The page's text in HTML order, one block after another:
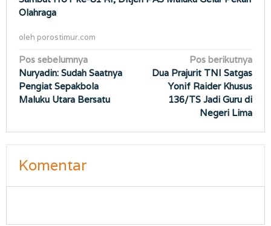
Olahraga
oleh porostimur.com
Navigasi
pos
Pos sebelumnya
Nuryadin: Sudah Saatnya
Pengiat Sepakbola
Maluku Utara Bersatu
Pos berikutnya
Dua Prajurit TNI Satgas
Yonif Raider Khusus
136/TS Jadi Guru di
Negeri Lima
Komentar